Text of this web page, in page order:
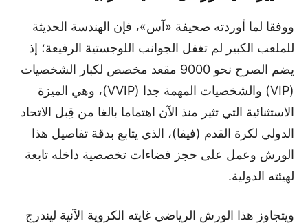
ووفقا لما أوردته صحيفة «آس»، فإن الهندسة الحديثة
للملعب الكبير لم تغفل الجوانب اللوجستية الرفيعة؛ إذ
يضم الصرح نحو 9000 مقعد مخصص لكبار الشخصيات
(VIP) والشخصيات المهمة جدا (VVIP)، وهي الميزة
الاستثنائية التي تثير منذ الآن اهتماما بالغا من قِبل الاتحاد
الدولي لكرة القدم (فيفا)، الذي يتابع بدقة تفاصيل هذا
الورش وعمل على حجز فضاءات تخصصية داخله تابعة
لهيئته الدولية.
ويتجاوز هذا الورش الرياضي غايته الكروية الآنية ليندرج